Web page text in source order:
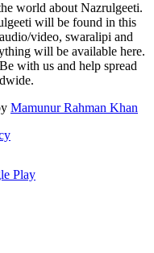
world about Nazrulgeeti.
will be found in this
video, swaralipi and
will be available here.
with us and help spread
Mamunur Rahman Khan